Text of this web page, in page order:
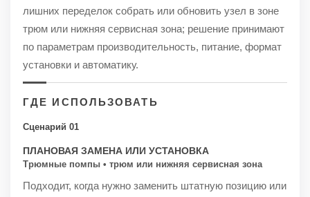
лишних переделок собрать или обновить узел в зоне
трюм или нижняя сервисная зона; решение принимают
по параметрам производительность, питание, формат
установки и автоматику.
ГДЕ ИСПОЛЬЗОВАТЬ
Сценарий 01
ПЛАНОВАЯ ЗАМЕНА ИЛИ УСТАНОВКА
Трюмные помпы • трюм или нижняя сервисная зона
Подходит, когда нужно заменить штатную позицию или